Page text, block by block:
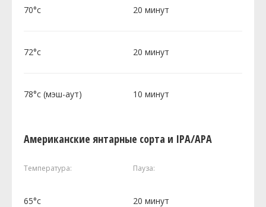
70°c 20 минут
72°c 20 минут
78°c (мэш-аут) 10 минут
Американские янтарные сорта и IPA/APA
Температура: Пауза:
65°c 20 минут